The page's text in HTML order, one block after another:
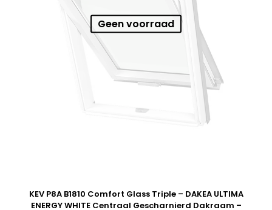
Geen voorraad
KEV P8A B1810 Comfort Glass Triple – DAKEA ULTIMA
ENERGY WHITE Centraal Gescharnierd Dakraam –